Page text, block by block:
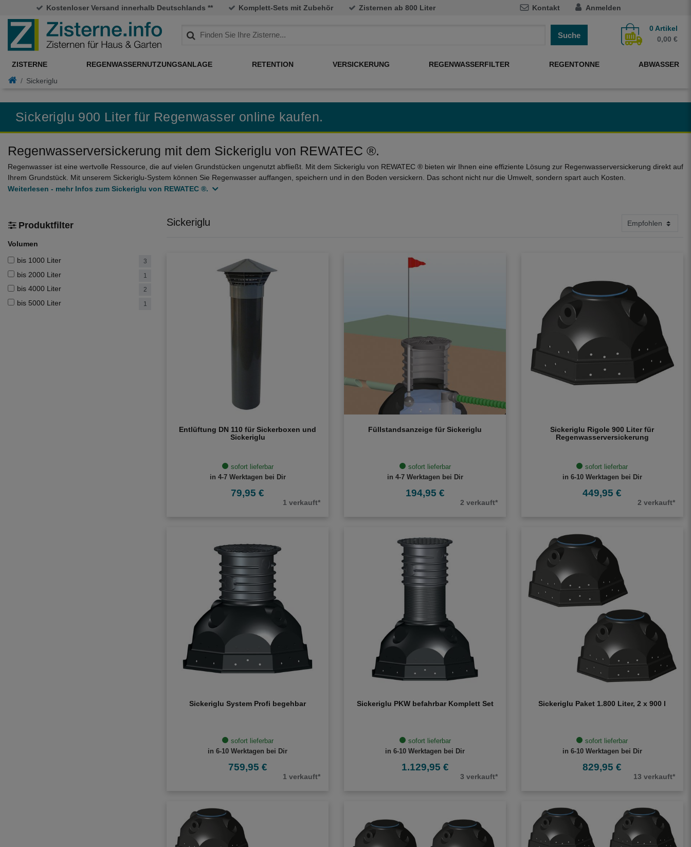
Kostenloser Versand innerhalb Deutschlands ** Komplett-Sets mit Zubehör Zisternen ab 800 Liter Kontakt Anmelden
Suche
0Artikel
0,00 €
ZISTERNE REGENWASSERNUTZUNGSANLAGE RETENTION VERSICKERUNG REGENWASSERFILTER REGENTONNE ABWASSER
Sickeriglu
Sickeriglu 900 Liter für Regenwasser online kaufen.
Regenwasserversickerung mit dem Sickeriglu von REWATEC ®.
Regenwasser ist eine wertvolle Ressource, die auf vielen Grundstücken ungenutzt abfließt. Mit dem Sickeriglu von REWATEC ® bieten wir Ihnen eine effiziente Lösung zur Regenwasserversickerung direkt auf
Ihrem Grundstück. Mit unserem Sickeriglu-System können Sie Regenwasser auffangen, speichern und in den Boden versickern. Das schont nicht nur die Umwelt, sondern spart auch Kosten.
Weiterlesen - mehr Infos zum Sickeriglu von REWATEC ®.
Produktfilter
Volumen
bis 1000 Liter
3
bis 2000 Liter 1
bis 4000 Liter 2
bis 5000 Liter 1
Sickeriglu
Entlüftung DN 110 für Sickerboxen und
Sickeriglu
sofort lieferbar
in 4-7 Werktagen bei Dir
79,95 €
1 verkauft*
Füllstandsanzeige für Sickeriglu
sofort lieferbar
in 4-7 Werktagen bei Dir
194,95 €
2 verkauft*
Sickeriglu Rigole 900 Liter für
Regenwasserversickerung
sofort lieferbar
in 6-10 Werktagen bei Dir
449,95 €
2 verkauft*
Sickeriglu System Profi begehbar
sofort lieferbar
in 6-10 Werktagen bei Dir
759,95 €
1 verkauft*
Sickeriglu PKW befahrbar Komplett Set
sofort lieferbar
in 6-10 Werktagen bei Dir
1.129,95 €
3 verkauft*
Sickeriglu Paket 1.800 Liter, 2 x 900 l
sofort lieferbar
in 6-10 Werktagen bei Dir
829,95 €
13 verkauft*